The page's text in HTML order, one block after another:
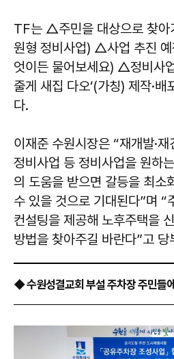
TF는 △주민을 대상으로 찾아
원형 정비사업) △사업 추진
엇이든 물어보세요) △정비사
줄게 새집 다오’(가칭) 제작·배
다.
이재준 수원시장은 “재개발·재
정비사업 등 정비사업을 원하
의 도움을 받으면 갈등을 최소
수 있을 것으로 기대된다”며 “
컨설팅을 제공해 노후주택을
방법을 찾아주길 바란다”고 당
◆ 수원성결교회 부설 주차장 주민들